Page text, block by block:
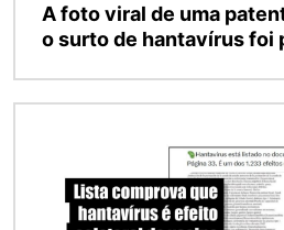
A foto viral de uma
o surto de hantavírus foi